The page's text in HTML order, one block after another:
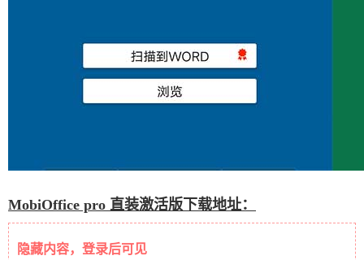
MobiOffice pro 直装激活版下载地址：
隐藏内容，登录后可见